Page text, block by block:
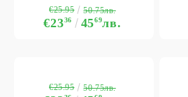
€2336 4569лв.
€25.95 50.75лв.
€25.95 50.75лв.